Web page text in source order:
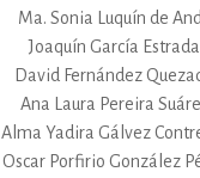
Ma. Sonia Luquín de
Joaquín García Estrada
David Fernández
Ana Laura Pereira
Alma Yadira Gálvez
Oscar Porfirio González